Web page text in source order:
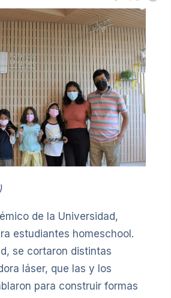
de la Universidad,
estudiantes homeschool.
se cortaron distintas
láser, que las y los
para construir formas